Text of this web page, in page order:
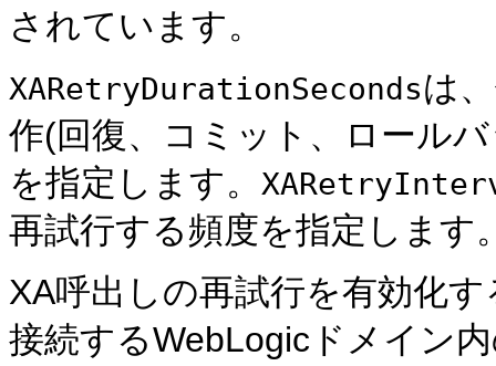
されています。
XARetryDurationSecondsは
作(回復、コミット、ロール
を指定します。
再試行する頻度を指定します
XA呼出しの再試行を有効化
接続するWebLogicドメイン